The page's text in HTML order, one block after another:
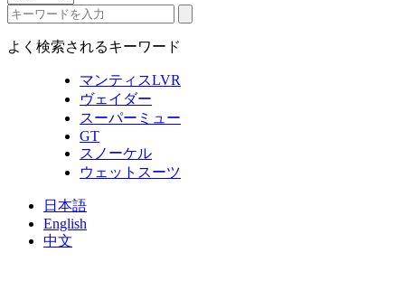
よく検索されるキーワード
マンティスLVR
ヴェイダー
スーパーミュー
GT
スノーケル
ウェットスーツ
日本語
English
中文